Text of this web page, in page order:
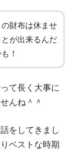
財布は休ませ
が出来るんだ
！
て長く大事に
んね＾＾
をしてきまし
ベストな時期